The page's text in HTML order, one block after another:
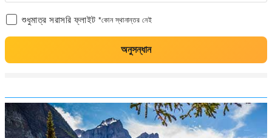
শুধুমাত্র সরাসরি ফ্লাইট *কোন স্থানান্তর নেই
অনুসন্ধান